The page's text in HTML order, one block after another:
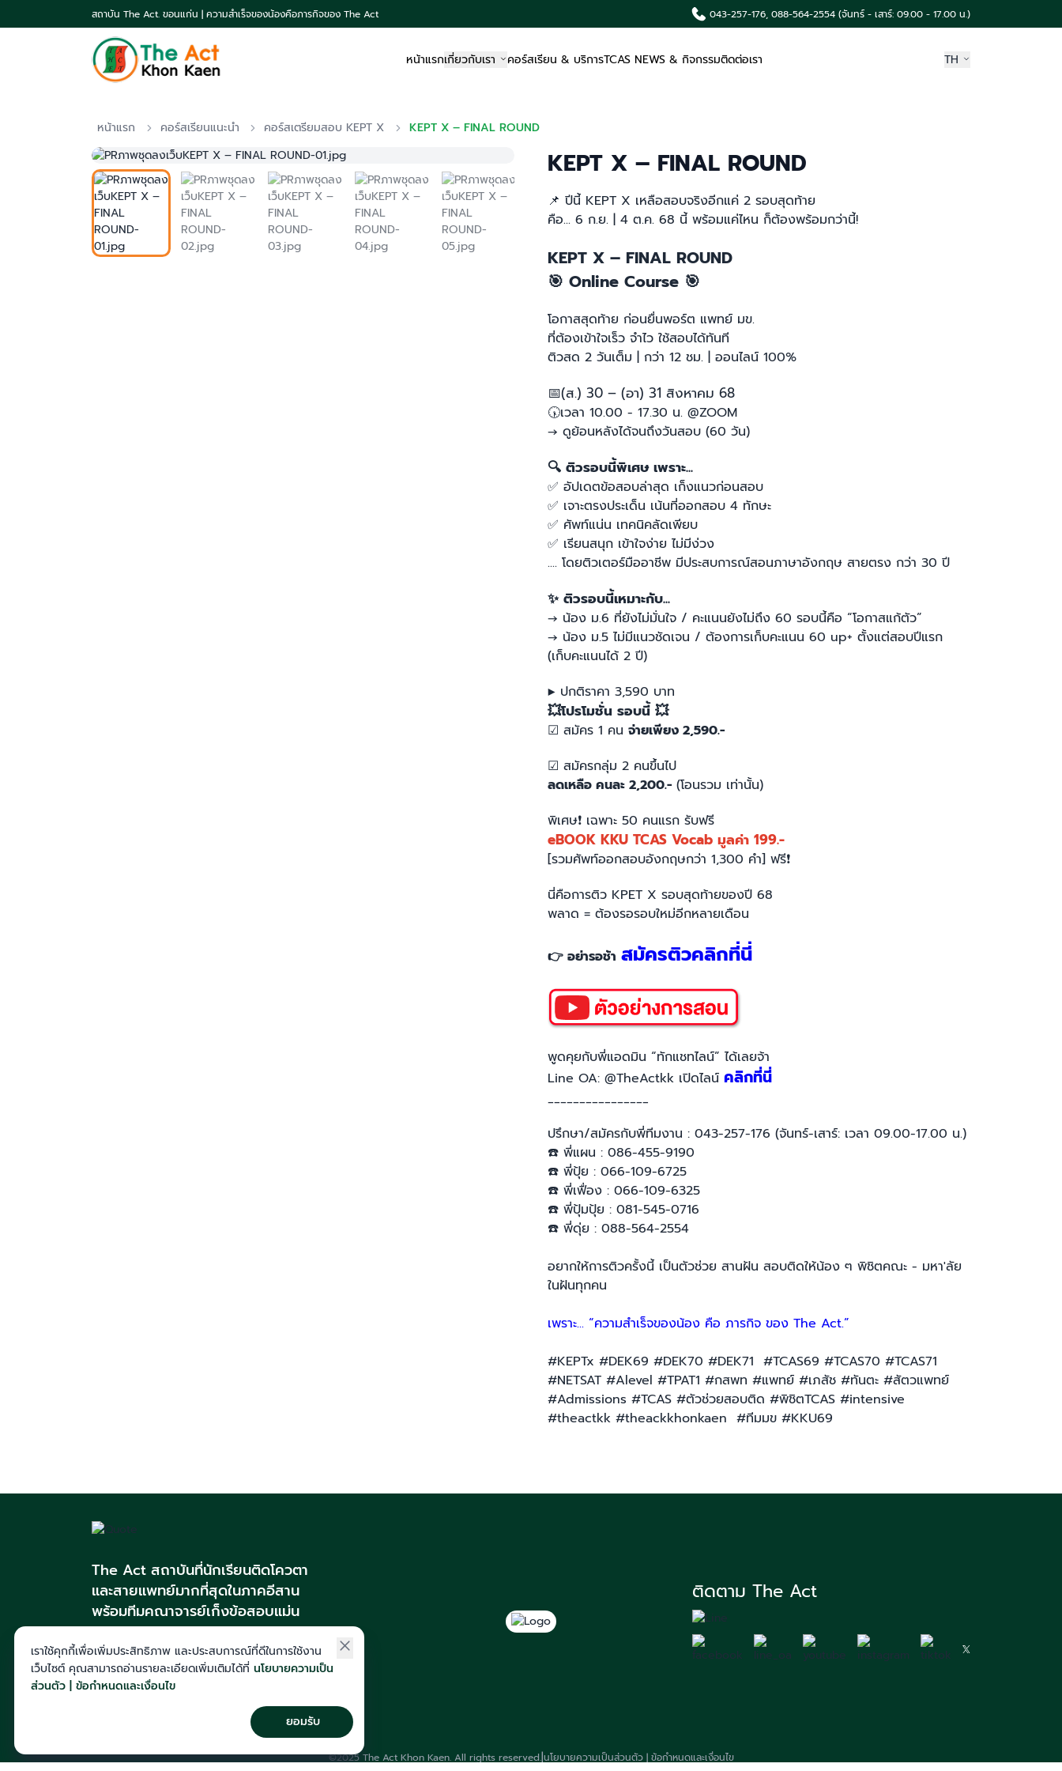
สถาบัน The Act. ขอนแก่น | ความสำเร็จของน้องคือภารกิจของ The Act 043-257-176, 088-564-2554 (จันทร์ - เสาร์: 09.00 - 17.00 น.)
หน้าแรกเกี่ยวกับเรา คอร์สเรียน & บริการTCAS NEWS & กิจกรรมติดต่อเรา TH
หน้าแรก คอร์สเรียนแนะนำ คอร์สเตรียมสอบ KEPT X KEPT X – FINAL ROUND
KEPT X – FINAL ROUND
📌 ปีนี้ KEPT X เหลือสอบจริงอีกแค่ 2 รอบสุดท้าย
คือ... 6 ก.ย. | 4 ต.ค. 68 นี้ พร้อมแค่ไหน ก็ต้องพร้อมกว่านี้!
KEPT X – FINAL ROUND
🎯 Online Course 🎯
โอกาสสุดท้าย ก่อนยื่นพอร์ต แพทย์ มข.
ที่ต้องเข้าใจเร็ว จำไว ใช้สอบได้ทันที
ติวสด 2 วันเต็ม | กว่า 12 ชม. | ออนไลน์ 100%
📅(ส.) 30 – (อา) 31 สิงหาคม 68
🕠เวลา 10.00 - 17.30 น. @ZOOM
→ ดูย้อนหลังได้จนถึงวันสอบ (60 วัน)
🔍 ติวรอบนี้พิเศษ เพราะ...
✅ อัปเดตข้อสอบล่าสุด เก็งแนวก่อนสอบ
✅ เจาะตรงประเด็น เน้นที่ออกสอบ 4 ทักษะ
✅ ศัพท์แน่น เทคนิคลัดเพียบ
✅ เรียนสนุก เข้าใจง่าย ไม่มีง่วง
.... โดยติวเตอร์มืออาชีพ มีประสบการณ์สอนภาษาอังกฤษ สายตรง กว่า 30 ปี
✨ติวรอบนี้เหมาะกับ...
→ น้อง ม.6 ที่ยังไม่มั่นใจ / คะแนนยังไม่ถึง 60 รอบนี้คือ “โอกาสแก้ตัว”
→ น้อง ม.5 ไม่มีแนวชัดเจน / ต้องการเก็บคะแนน 60 up+ ตั้งแต่สอบปีแรก
(เก็บคะแนนได้ 2 ปี)
▶︎ ปกติราคา 3,590 บาท
💥โปรโมชั่น รอบนี้💥
☑︎ สมัคร 1 คน จ่ายเพียง 2,590.-
☑︎ สมัครกลุ่ม 2 คนขึ้นไป
ลดเหลือ คนละ 2,200.- (โอนรวม เท่านั้น)
พิเศษ❗ เฉพาะ 50 คนแรก รับฟรี
eBOOK KKU TCAS Vocab มูลค่า 199.-
[รวมศัพท์ออกสอบอังกฤษกว่า 1,300 คำ] ฟรี❗
นี่คือการติว KPET X รอบสุดท้ายของปี 68
พลาด = ต้องรอรอบใหม่อีกหลายเดือน
👉 อย่ารอช้า สมัครติวคลิกที่นี่
พูดคุยกับพี่แอดมิน “ทักแชทไลน์” ได้เลยจ้า
Line OA: @TheActkk เปิดไลน์ คลิกที่นี่
________________
ปรึกษา/สมัครกับพี่ทีมงาน : 043-257-176 (จันทร์-เสาร์: เวลา 09.00-17.00 น.)
☎️ พี่แผน : 086-455-9190
☎️ พี่ปุ้ย : 066-109-6725
☎️ พี่เฟื่อง : 066-109-6325
☎️ พี่ปุ้มปุ้ย : 081-545-0716
☎️ พี่ดุ่ย : 088-564-2554
อยากให้การติวครั้งนี้ เป็นตัวช่วย สานฝัน สอบติดให้น้อง ๆ พิชิตคณะ - มหา'ลัย
ในฝันทุกคน
เพราะ... “ความสำเร็จของน้อง คือ ภารกิจ ของ The Act.”
#KEPTx #DEK69 #DEK70 #DEK71 #TCAS69 #TCAS70 #TCAS71
#NETSAT #Alevel #TPAT1 #กสพท #แพทย์ #เภสัช #ทันตะ #สัตวแพทย์
#Admissions #TCAS #ตัวช่วยสอบติด #พิชิตTCAS #intensive
#theactkk #theackkhonkaen #ทีมมข #KKU69
The Act สถาบันที่นักเรียนติดโควตา
และสายแพทย์มากที่สุดในภาคอีสาน
พร้อมทีมคณาจารย์เก็งข้อสอบแม่น
123/2 ม.8 ต.ศิลา อ.เมือง จ.ขอนแก่น
043-257-176
ติดตาม The Act
©2025 The Act Khon Kaen. All rights reserved.|นโยบายความเป็นส่วนตัว | ข้อกำหนดและเงื่อนไข
เราใช้คุกกี้เพื่อเพิ่มประสิทธิภาพ และประสบการณ์ที่ดีในการใช้งาน
เว็บไซต์ คุณสามารถอ่านรายละเอียดเพิ่มเติมได้ที่ นโยบายความเป็น
ส่วนตัว | ข้อกำหนดและเงื่อนไข
ยอมรับ